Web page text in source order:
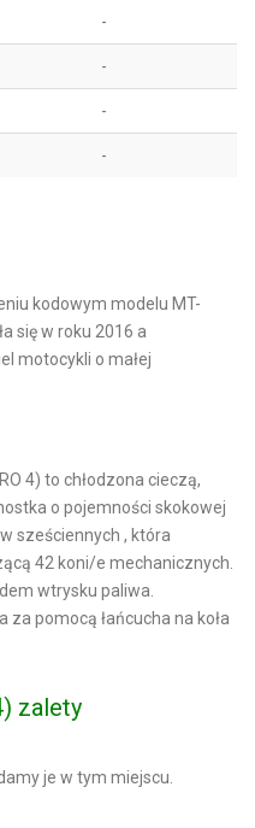
-
-
-
-
kodowym modelu MT-
się w roku 2016 a
motocykli o małej
4) to chłodzona cieczą,
o pojemności skokowej
sześciennych , która
42 koni/e mechanicznych.
wtrysku paliwa.
za pomocą łańcucha na koła
zalety
je w tym miejscu.